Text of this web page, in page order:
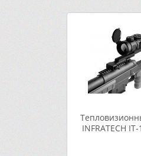
INFRATECH